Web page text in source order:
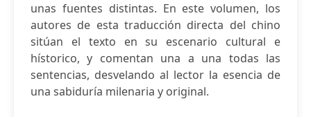
unas fuentes distintas. En este volumen, los
autores de esta traducción directa del chino
sitúan el texto en su escenario cultural e
hístorico, y comentan una a una todas las
sentencias, desvelando al lector la esencia de
una sabiduría milenaria y original.